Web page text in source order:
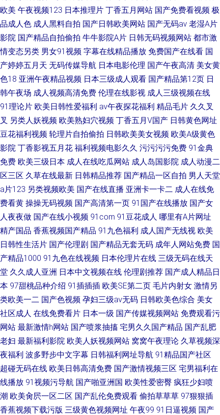
欧美 午夜视频123 日本推理片 丁香五月网站 国产免费看视频 极
品成人色 成人黑料自拍 国产日韩欧美网站 国产无码av 老湿A片
影院 国产精品自拍偷拍 牛牛影院A片 日韩无码视频网站 都市激
情变态另类 男女91视频 字幕在线精品播放 免费国产在线看 国
产婷婷五月天 无码传媒导航 日本电影伦理 国产午夜高清 美女黄
色18 亚洲午夜精品视频 日本三级成人观看 国产精品第12页 日
韩午夜场 成人视频高清免费 伦理在线影视 成人三级视频在线
91理论片 欧美日韩性爱福利 av午夜探花福利 精品毛片 久久叉
叉 另类人妖视频 欧美熟妇穴视频 丁香五月V国产 日韩黄色网址
豆花福利视频 轮理片自拍偷拍 日韩欧美美女视频 欧美A级黄色
影院 丁香影视五月花 福利视频电影久久 污污污污免费 91金典
免费 欧美三级日本 成人在线吃瓜网站 成人岛国影院 成人动漫二
区三区 久草在线最新 日韩精品推荐 国产精品一区自拍 男人天堂
a片123 另类视频欧美 国产在线直播 亚洲卡一卡二 成人在线免
费看黄 操操无码视频 国产高清第一页 91国产在线播放 国产女
人夜夜做 国产在线小视频 91com 91豆花成人 哪里有A片网址
精产国品 香蕉视频国产精品 91九色福利 成人国产无线视 欧美
日韩性生活片 国产伦理剧 国产精品无套无码 成年人网站免费 国
产精品1000 91九色在线视频 日本伦理片在线 三级无码在线天
堂 久久成人亚洲 日本中文视频在线 伦理剧推荐 国产成人精品日
本 97甜桃品种介绍 91插插插 欧美SE第二页 毛片内射女 激情另
类欧美一二 国产色视频 孕妇三级av无码 日韩欧美色综合 美女
社区成人 在线免费看片 日本一级 国产传媒视频网站 免费观看污
网站 最新激情h网站 国产喷浆抽搐 宅男久久国产精品 国产乱肥
老妇 最新福利影院 欧美人妖视频网站 窝窝午夜理论 久草视频深
夜福利 波多野步中文字幕 日韩福利网址导航 91精品国产社区
超碰无码在线 欧美日韩高清免费 国产激情视频三区 宅男福利在
线播放 91视频污导航 国产啪亚洲国 欧美性爱密臀 疯狂少妇喷
潮 欧美肏屄一区二区 国产乱伦免费观看 偷拍草草草 97狠狠插
香蕉视频下载污版 三级黄色视频网址 午夜99 91日逼视频 国产